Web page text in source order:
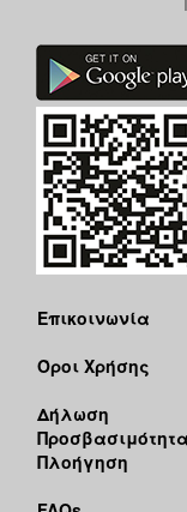
Επικοινωνία
Όροι Χρήσης
Δήλωση
Πλοήγηση